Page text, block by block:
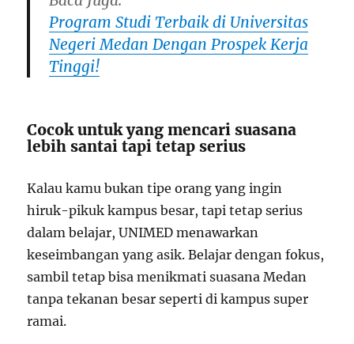
Program Studi Terbaik di Universitas
Negeri Medan Dengan Prospek Kerja
Tinggi!
Cocok untuk yang mencari suasana
lebih santai tapi tetap serius
Kalau kamu bukan tipe orang yang ingin
hiruk-pikuk kampus besar, tapi tetap serius
dalam belajar, UNIMED menawarkan
keseimbangan yang asik. Belajar dengan fokus,
sambil tetap bisa menikmati suasana Medan
tanpa tekanan besar seperti di kampus super
ramai.